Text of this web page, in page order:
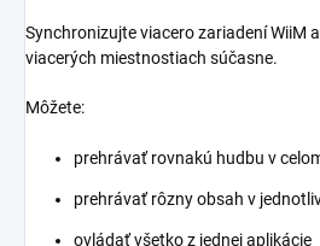
Synchronizujte viacero zariadení WiiM
viacerých miestnostiach súčasne.
Môžete:
prehrávať rovnakú hudbu v
prehrávať rôzny obsah v
ovládať všetko z jednej aplikácie